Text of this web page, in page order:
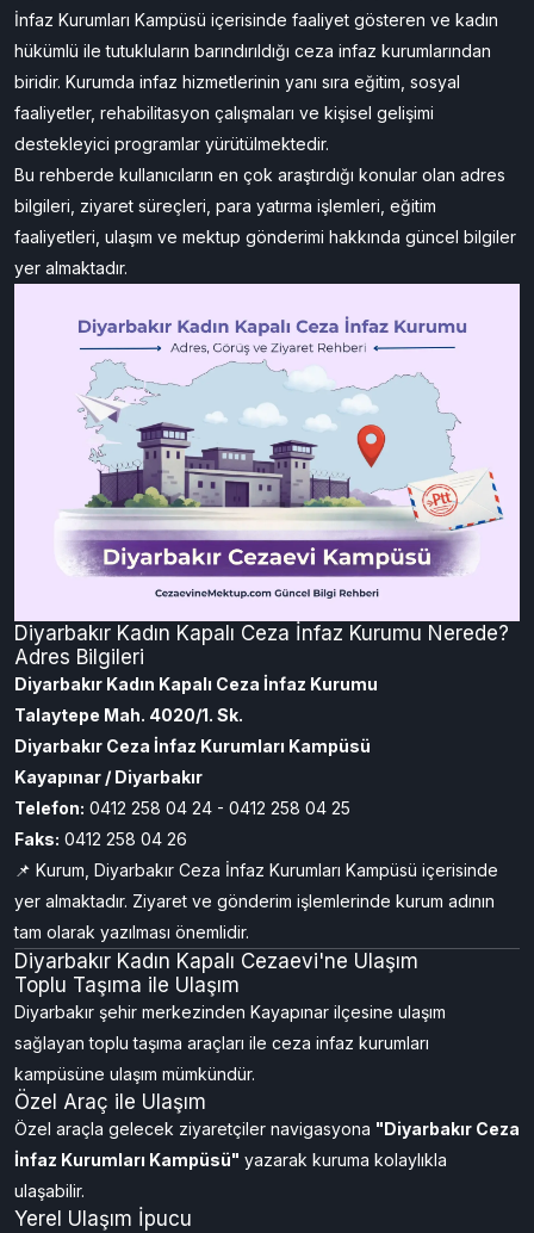
İnfaz Kurumları Kampüsü içerisinde faaliyet gösteren ve kadın
hükümlü ile tutukluların barındırıldığı ceza infaz kurumlarından
biridir. Kurumda infaz hizmetlerinin yanı sıra eğitim, sosyal
faaliyetler, rehabilitasyon çalışmaları ve kişisel gelişimi
destekleyici programlar yürütülmektedir.
Bu rehberde kullanıcıların en çok araştırdığı konular olan adres
bilgileri, ziyaret süreçleri, para yatırma işlemleri, eğitim
faaliyetleri, ulaşım ve mektup gönderimi hakkında güncel bilgiler
yer almaktadır.
Diyarbakır Kadın Kapalı Ceza İnfaz Kurumu Nerede?
Adres Bilgileri
Diyarbakır Kadın Kapalı Ceza İnfaz Kurumu
Talaytepe Mah. 4020/1. Sk.
Diyarbakır Ceza İnfaz Kurumları Kampüsü
Kayapınar / Diyarbakır
Telefon: 0412 258 04 24 - 0412 258 04 25
Faks: 0412 258 04 26
📌 Kurum, Diyarbakır Ceza İnfaz Kurumları Kampüsü içerisinde
yer almaktadır. Ziyaret ve gönderim işlemlerinde kurum adının
tam olarak yazılması önemlidir.
Diyarbakır Kadın Kapalı Cezaevi'ne Ulaşım
Toplu Taşıma ile Ulaşım
Diyarbakır şehir merkezinden Kayapınar ilçesine ulaşım
sağlayan toplu taşıma araçları ile ceza infaz kurumları
kampüsüne ulaşım mümkündür.
Özel Araç ile Ulaşım
Özel araçla gelecek ziyaretçiler navigasyona "Diyarbakır Ceza
İnfaz Kurumları Kampüsü" yazarak kuruma kolaylıkla
ulaşabilir.
Yerel Ulaşım İpucu